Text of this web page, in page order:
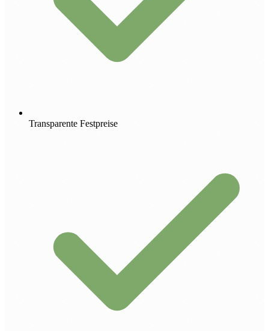
Transparente Festpreise